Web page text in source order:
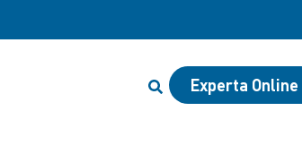
Experta Online